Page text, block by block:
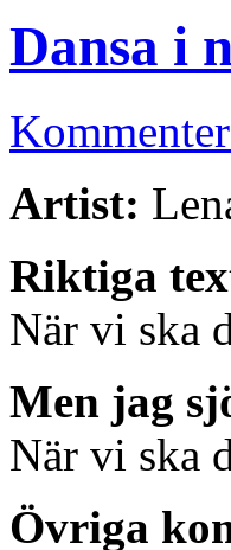
Dansa i
Artist:
Riktiga
När vi ska
Men jag
När vi ska
Övriga